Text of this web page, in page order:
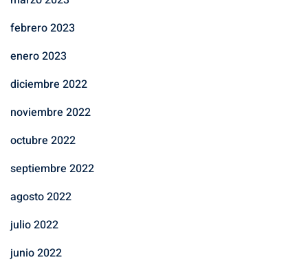
febrero 2023
enero 2023
diciembre 2022
noviembre 2022
octubre 2022
septiembre 2022
agosto 2022
julio 2022
junio 2022